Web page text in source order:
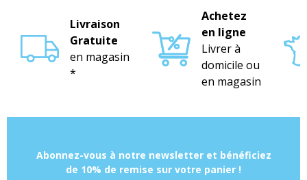
Livraison
Gratuite
en magasin
*
Achetez
en ligne
Livrer à
domicile ou
en magasin
Abonnez-vous à notre newsletter et bénéficiez
de 10% de remise sur votre panier !